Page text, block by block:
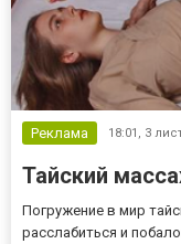
Реклама 18:01, 3
Тайский
Погружение в мир
расслабиться и